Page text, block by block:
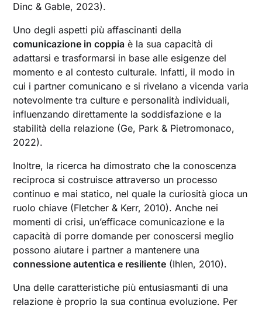
Dinc & Gable, 2023).
Uno degli aspetti più affascinanti della
comunicazione in coppia è la sua capacità di
adattarsi e trasformarsi in base alle esigenze del
momento e al contesto culturale. Infatti, il modo in
cui i partner comunicano e si rivelano a vicenda varia
notevolmente tra culture e personalità individuali,
influenzando direttamente la soddisfazione e la
stabilità della relazione (Ge, Park & Pietromonaco,
2022).
Inoltre, la ricerca ha dimostrato che la conoscenza
reciproca si costruisce attraverso un processo
continuo e mai statico, nel quale la curiosità gioca un
ruolo chiave (Fletcher & Kerr, 2010). Anche nei
momenti di crisi, un’efficace comunicazione e la
capacità di porre domande per conoscersi meglio
possono aiutare i partner a mantenere una
connessione autentica e resiliente (Ihlen, 2010).
Una delle caratteristiche più entusiasmanti di una
relazione è proprio la sua continua evoluzione. Per